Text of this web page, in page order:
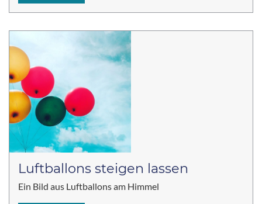
Luftballons steigen lassen
Ein Bild aus Luftballons am Himmel